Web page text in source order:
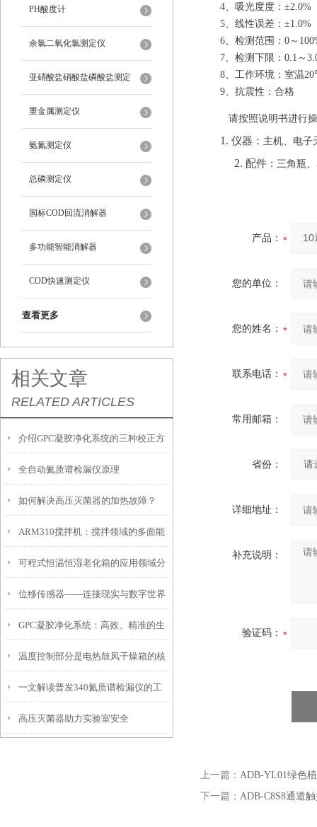
PH酸度计
余氯二氧化氯测定仪
亚硝酸盐硝酸盐磷酸盐测定
重金属测定仪
氨氮测定仪
总磷测定仪
国标COD回流消解器
多功能智能消解器
COD快速测定仪
查看更多
相关文章
RELATED ARTICLES
介绍GPC凝胶净化系统的三种校正方
法
全自动氦质谱检漏仪原理
如何解决高压灭菌器的加热故障？
ARM310搅拌机：搅拌领域的多面能
手
可程式恒温恒湿老化箱的应用领域分
析
位移传感器——连接现实与数字世界
的桥梁
GPC凝胶净化系统：高效、精准的生
物分离新纪元
温度控制部分是电热鼓风干燥箱的核
心部分
一文解读普发340氦质谱检漏仪的工
作原理
高压灭菌器助力实验室安全
4、吸光度度： ±2.0%
5、线性误差： ±1.0%
6、检测范围： 0 ～
7、检测下限： 0.1 ～
8、工作环境：室温
9、抗震性：合格
请按照说明书进行
1. 仪器： 主机、电子
2. 配件 ：三角瓶
产品：
您的单位：
您的姓名：
联系电话：
常用邮箱：
省份：
详细地址：
补充说明：
验证码：
上一篇： ADB-YL01绿色
下一篇： ADB-C8S8通道